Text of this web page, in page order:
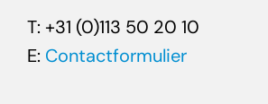
T: +31 (0)113 50 20 10
E: Contactformulier